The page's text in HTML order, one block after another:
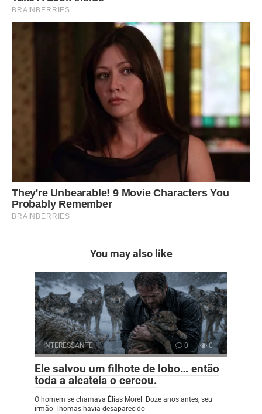
You may also like
INTERESSANTE 0 0
Ele salvou um filhote de lobo… então
toda a alcateia o cercou.
O homem se chamava Élias Morel. Doze anos antes, seu
irmão Thomas havia desaparecido